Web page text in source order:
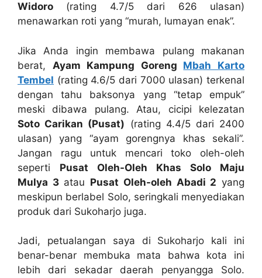
Widoro (rating 4.7/5 dari 626 ulasan)
menawarkan roti yang “murah, lumayan enak”.
Jika Anda ingin membawa pulang makanan
berat, Ayam Kampung Goreng Mbah Karto
Tembel (rating 4.6/5 dari 7000 ulasan) terkenal
dengan tahu baksonya yang “tetap empuk”
meski dibawa pulang. Atau, cicipi kelezatan
Soto Carikan (Pusat) (rating 4.4/5 dari 2400
ulasan) yang “ayam gorengnya khas sekali”.
Jangan ragu untuk mencari toko oleh-oleh
seperti Pusat Oleh-Oleh Khas Solo Maju
Mulya 3atau Pusat Oleh-oleh Abadi 2 yang
meskipun berlabel Solo, seringkali menyediakan
produk dari Sukoharjo juga.
Jadi, petualangan saya di Sukoharjo kali ini
benar-benar membuka mata bahwa kota ini
lebih dari sekadar daerah penyangga Solo.